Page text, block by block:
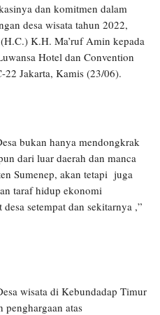
dan komitmen dalam
desa wisata tahun 2022,
K.H. Ma’ruf Amin kepada
Hotel dan Convention
22 Jakarta, Kamis (23/06).
bukan hanya mendongkrak
dari luar daerah dan manca
Sumenep, akan tetapi juga
taraf hidup ekonomi
setempat dan sekitarnya ,”
wisata di Kebundadap Timur
penghargaan atas